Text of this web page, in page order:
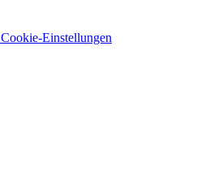
Cookie-Einstellungen